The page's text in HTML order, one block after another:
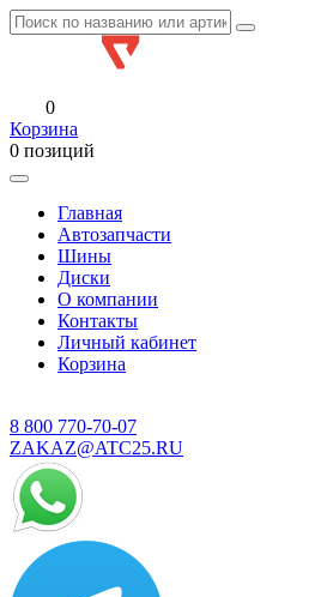
0
Корзина
0 позиций
Главная
Автозапчасти
Шины
Диски
О компании
Контакты
Личный кабинет
Корзина
8 800 770-70-07
ZAKAZ@ATC25.RU